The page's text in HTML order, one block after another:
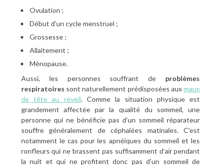
Ovulation ;
Début d’un cycle menstruel ;
Grossesse ;
Allaitement ;
Ménopause.
Aussi, les personnes souffrant de problèmes
respiratoires sont naturellement prédisposées auxmaux
de tête au réveil. Comme la situation physique est
grandement affectée par la qualité du sommeil, une
personne qui ne bénéficie pas d’un sommeil réparateur
souffre généralement de céphalées matinales. C’est
notamment le cas pour les apnéiques du sommeil et les
ronfleurs qui ne brassent pas suffisamment d’air pendant
la nuit et qui ne profitent donc pas d’un sommeil de